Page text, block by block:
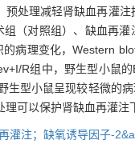
预处理减轻肾缺血再灌
（对照组）、缺血再
病理变化，Western
R组中，野生型小鼠
生型小鼠呈现较轻微的
可以保护肾缺血再灌注
灌注；缺氧诱导因子-